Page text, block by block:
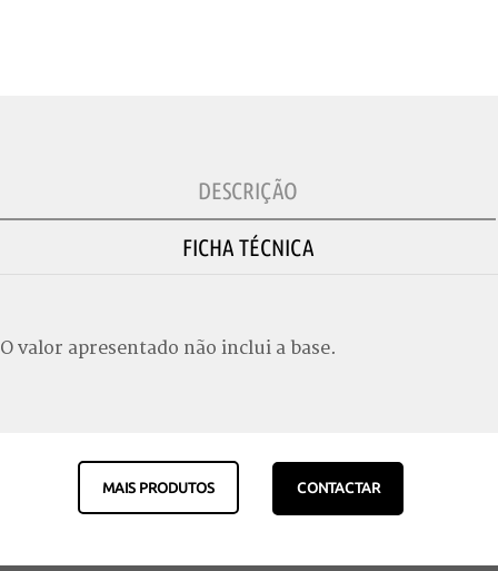
DESCRIÇÃO
FICHA TÉCNICA
O valor apresentado não inclui a base.
MAIS PRODUTOS CONTACTAR